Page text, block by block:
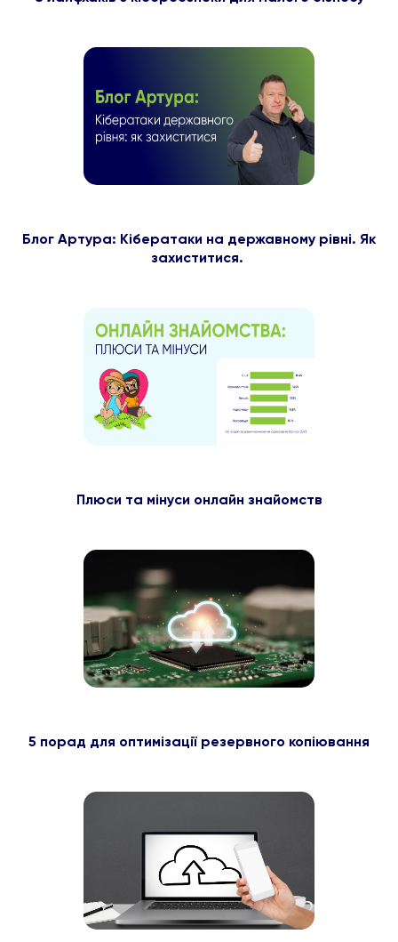
Блог Артура: Кібератаки на державному рівні. Як
захиститися.
Плюси та мінуси онлайн знайомств
5 порад для оптимізації резервного копіювання